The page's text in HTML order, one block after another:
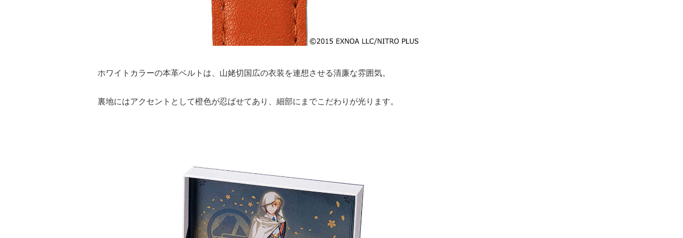
ホワイトカラーの本革ベルトは、山姥切国広の衣装を連想させる清廉な雰囲気。
裏地にはアクセントとして橙色が忍ばせてあり、細部にまでこだわりが光ります。